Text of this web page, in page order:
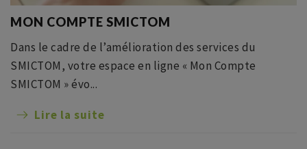
MON COMPTE SMICTOM
Dans le cadre de l’amélioration des services du
SMICTOM, votre espace en ligne « Mon Compte
SMICTOM » évo...
Lire la suite